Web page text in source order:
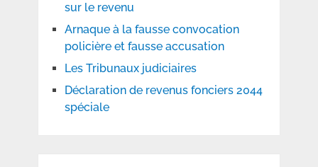
sur le revenu
Arnaque à la fausse convocation
policière et fausse accusation
Les Tribunaux judiciaires
Déclaration de revenus fonciers 2044
spéciale